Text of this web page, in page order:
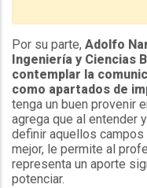
Por su parte, Adolfo
Ingeniería y Ciencias
contemplar la
como apartados de
tenga un buen provenir
agrega que al entender
definir aquellos
mejor, le permite al
representa un aporte
potenciar.